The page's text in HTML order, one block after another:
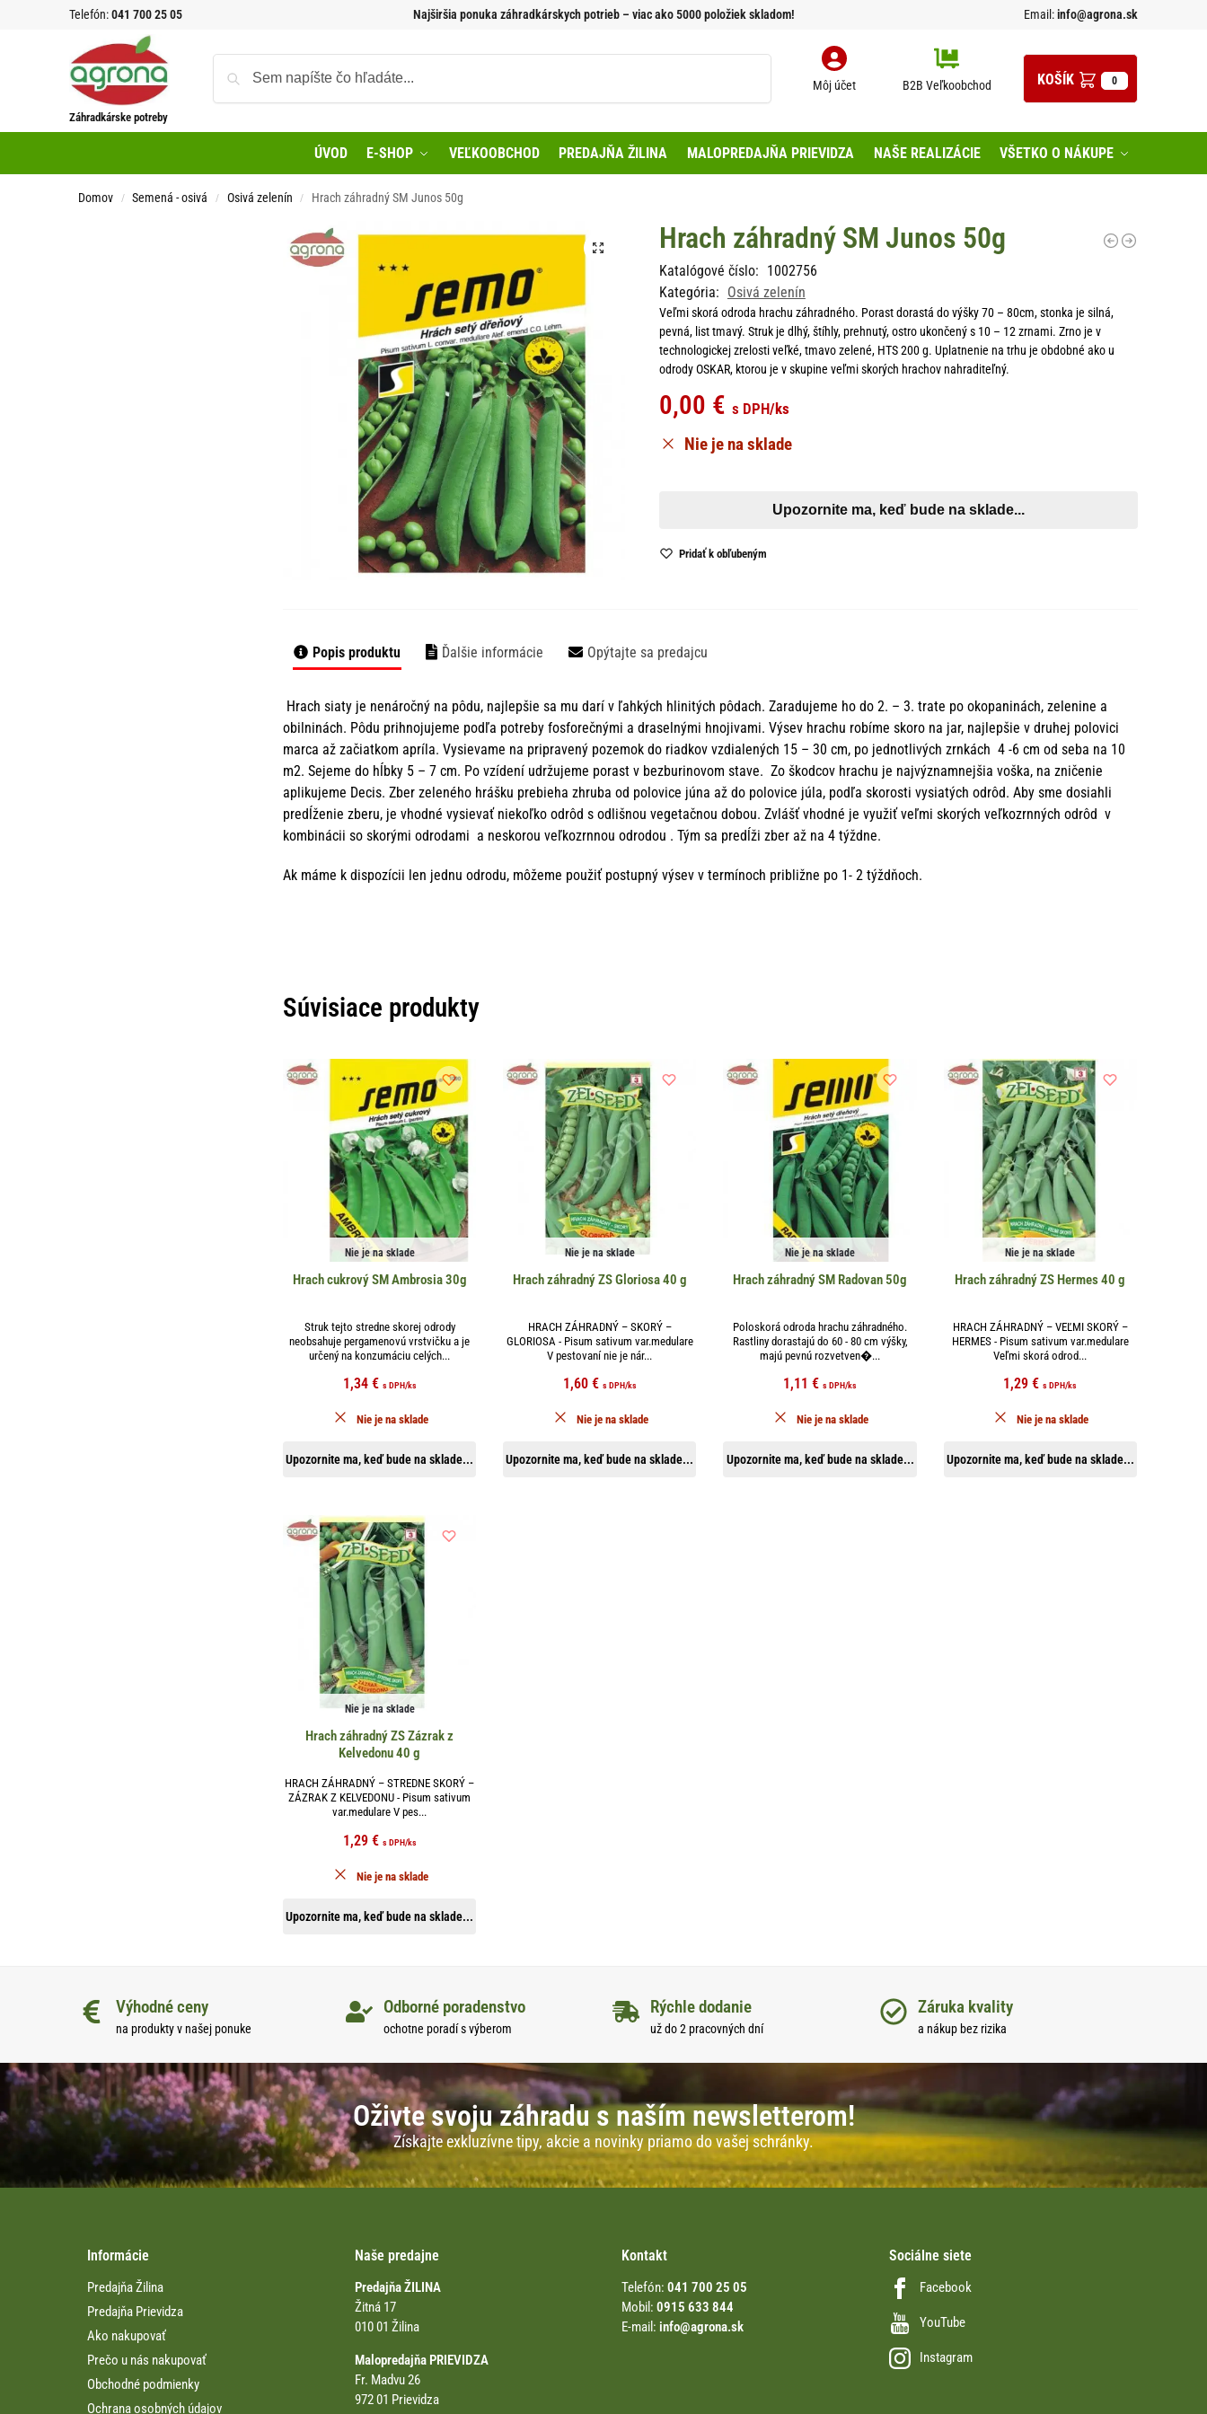
Telefón:041 700 25 05 Najširšia ponuka záhradkárskych potrieb – viac ako 5000 položiek skladom! Email:info@agrona.sk
Záhradkárske potreby
Môj účet B2B Veľkoobchod 0
ÚVOD E-SHOP VEĽKOOBCHOD PREDAJŇA ŽILINA MALOPREDAJŇA PRIEVIDZA NAŠE REALIZÁCIE VŠETKO O NÁKUPE
Domov / Semená - osivá / Osivá zelenín / Hrach záhradný SM Junos 50g
Hrach záhradný SM Junos 50g
Katalógové číslo: 1002756
Kategória: Osivá zelenín
Veľmi skorá odroda hrachu záhradného. Porast dorastá do výšky 70 – 80cm, stonka je silná,
pevná, list tmavý. Struk je dlhý, štíhly, prehnutý, ostro ukončený s 10 – 12 zrnami. Zrno je v
technologickej zrelosti veľké, tmavo zelené, HTS 200 g. Uplatnenie na trhu je obdobné ako u
odrody OSKAR, ktorou je v skupine veľmi skorých hrachov nahraditeľný.
0,00 € s DPH/ks
Nie je na sklade
Pridať k obľubeným
Popis produktu Ďalšie informácie Opýtajte sa predajcu
Hrach siaty je nenáročný na pôdu, najlepšie sa mu darí v ľahkých hlinitých pôdach. Zaradujeme ho do 2. – 3. trate po okopaninách, zelenine a
obilninách. Pôdu prihnojujeme podľa potreby fosforečnými a draselnými hnojivami. Výsev hrachu robíme skoro na jar, najlepšie v druhej polovici
marca až začiatkom apríla. Vysievame na pripravený pozemok do riadkov vzdialených 15 – 30 cm, po jednotlivých zrnkách 4 -6 cm od seba na 10
m2. Sejeme do hĺbky 5 – 7 cm. Po vzídení udržujeme porast v bezburinovom stave. Zo škodcov hrachu je najvýznamnejšia voška, na zničenie
aplikujeme Decis. Zber zeleného hrášku prebieha zhruba od polovice júna až do polovice júla, podľa skorosti vysiatých odrôd. Aby sme dosiahli
predĺženie zberu, je vhodné vysievať niekoľko odrôd s odlišnou vegetačnou dobou. Zvlášť vhodné je využiť veľmi skorých veľkozrnných odrôd v
kombinácii so skorými odrodami a neskorou veľkozrnnou odrodou . Tým sa predĺži zber až na 4 týždne.
Ak máme k dispozícii len jednu odrodu, môžeme použiť postupný výsev v termínoch približne po 1- 2 týždňoch.
Súvisiace produkty
Nie je na sklade
Hrach cukrový SM Ambrosia 30g
Struk tejto stredne skorej odrody
neobsahuje pergamenovú vrstvičku a je
určený na konzumáciu celých...
1,34 € s DPH/ks
Upozornite ma, keď bude na sklade...
Nie je na sklade
Nie je na sklade
Hrach záhradný ZS Gloriosa 40 g
HRACH ZÁHRADNÝ – SKORÝ –
GLORIOSA - Pisum sativum var.medulare
V pestovaní nie je nár...
1,60 € s DPH/ks
Upozornite ma, keď bude na sklade...
Nie je na sklade
Nie je na sklade
Hrach záhradný SM Radovan 50g
Poloskorá odroda hrachu záhradného.
Rastliny dorastajú do 60 - 80 cm výšky,
majú pevnú rozvetven�...
1,11 € s DPH/ks
Upozornite ma, keď bude na sklade...
Nie je na sklade
Nie je na sklade
Hrach záhradný ZS Hermes 40 g
HRACH ZÁHRADNÝ – VEĽMI SKORÝ –
HERMES - Pisum sativum var.medulare
Veľmi skorá odrod...
1,29€ s DPH/ks
Upozornite ma, keď bude na sklade...
Nie je na sklade
Nie je na sklade
Hrach záhradný ZS Zázrak z
Kelvedonu 40 g
HRACH ZÁHRADNÝ – STREDNE SKORÝ –
ZÁZRAK Z KELVEDONU - Pisum sativum
var.medulare V pes...
1,29 € s DPH/ks
Upozornite ma, keď bude na sklade...
Nie je na sklade
Výhodné ceny
na produkty v našej ponuke
Odborné poradenstvo
ochotne poradí s výberom
Rýchle dodanie
už do 2 pracovných dní
Záruka kvality
a nákup bez rizika
Oživte svoju záhradu s naším newsletterom!
Získajte exkluzívne tipy, akcie a novinky priamo do vašej schránky.
Informácie
Predajňa Žilina
Predajňa Prievidza
Ako nakupovať
Prečo u nás nakupovať
Obchodné podmienky
Ochrana osobných údajov
Naše predajne
Predajňa ŽILINA
Žitná 17
010 01 Žilina
Malopredajňa PRIEVIDZA
Fr. Madvu 26
972 01 Prievidza
Kontakt
Telefón: 041 700 25 05
Mobil: 0915 633 844
E-mail: info@agrona.sk
Sociálne siete
Facebook
YouTube
Instagram